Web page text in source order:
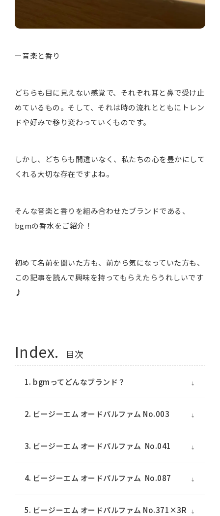
ー音楽と香り
どちらも目に見えない感覚で、それぞれ耳と鼻で受け止
めているもの。そして、それは時の流れとともにトレン
ドや好みで移り変わっていくものです。
しかし、どちらも間違いなく、私たちの心を豊かにして
くれる大切な存在ですよね。
そんな音楽と香りを 組み合わせたブランドである、
bgmの香水をご紹介！
初めて名前を聞いた方も、前から気になっていた方も、
この記事を読んで興味を持ってもらえたらうれしいです
♪
Index. 目次
1. bgmってどんなブランド？
2. ビージーエム オードパルファム No.003
3. ビージーエム オードパルファム No.041
4. ビージーエム オードパルファム No.087
5. ビージーエム オードパルファム No.371×3R